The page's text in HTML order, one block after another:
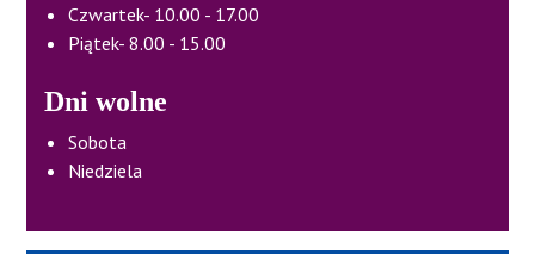
Czwartek- 10.00 - 17.00
Piątek- 8.00 - 15.00
Dni wolne
Sobota
Niedziela